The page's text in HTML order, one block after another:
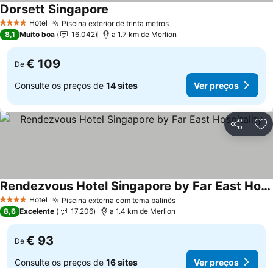
4 EstrelasHotel Piscina exterior de trinta metrosVer preços
Dorsett Singapore
8,1 Muito boa 16.042 a 1.7 km de Merlion
De € 109
Consulte os preços de 14 sites Ver preços
Partilhar
4 EstrelasHotel Piscina externa com tema balinêsVer preços
Rendezvous Hotel Singapore by Far East Hospitality
Ver preços
8,6 Excelente 17.206 a 1.4 km de Merlion
De € 93
Consulte os preços de 16 sites Ver preços